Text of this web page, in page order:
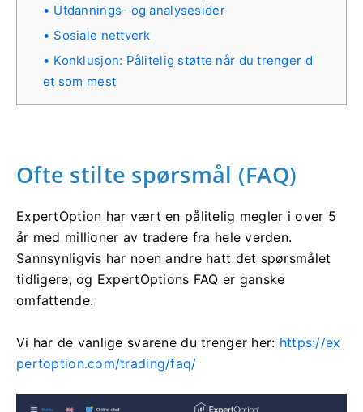
Utdannings- og analysesider
Sosiale nettverk
Konklusjon: Pålitelig støtte når du trenger d
et som mest
Ofte stilte spørsmål (FAQ)
ExpertOption har vært en pålitelig megler i over 5
år med millioner av tradere fra hele verden.
Sannsynligvis har noen andre hatt det spørsmålet
tidligere, og ExpertOptions FAQ er ganske
omfattende.
Vi har de vanlige svarene du trenger her: https://ex
pertoption.com/trading/faq/